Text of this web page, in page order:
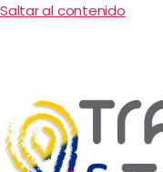
Saltar al contenido